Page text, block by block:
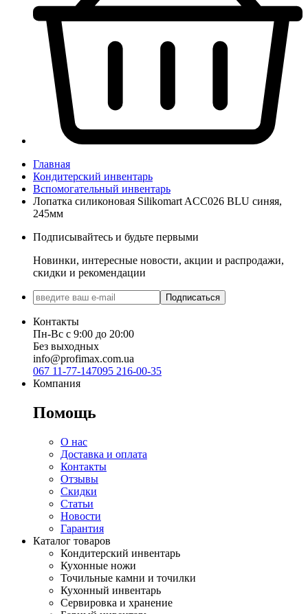
Главная
Кондитерский инвентарь
Вспомогательный инвентарь
Лопатка силиконовая Silikomart ACC026 BLU синяя,
245мм
Подписывайтесь и будьте первыми
Новинки, интересные новости, акции и распродажи,
скидки и рекомендации
Подписаться
Контакты
Пн-Вс с 9:00 до 20:00
Без выходных
info@profimax.com.ua
067 11-77-147095 216-00-35
Компания
Помощь
О нас
Доставка и оплата
Контакты
Отзывы
Скидки
Статьи
Новости
Гарантия
Каталог товаров
Кондитерский инвентарь
Кухонные ножи
Точильные камни и точилки
Кухонный инвентарь
Сервировка и хранение